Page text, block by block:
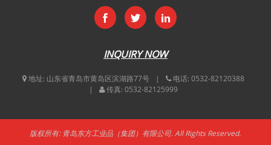
INQUIRY NOW
地址: 山东省青岛市黄岛区滨湖路77号 电话: 0532-82120388
传真: 0532-82125999
版权所有: 青岛东方工业品（集团）有限公司. All Rights Reserved.